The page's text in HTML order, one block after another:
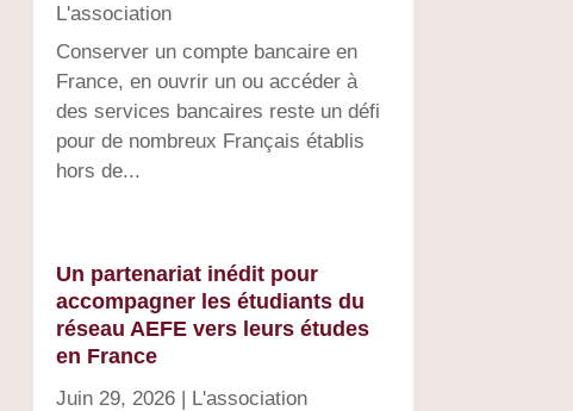
L'association
Conserver un compte bancaire en
France, en ouvrir un ou accéder à
des services bancaires reste un défi
pour de nombreux Français établis
hors de...
Un partenariat inédit pour
accompagner les étudiants du
réseau AEFE vers leurs études
en France
Juin 29, 2026| L'association